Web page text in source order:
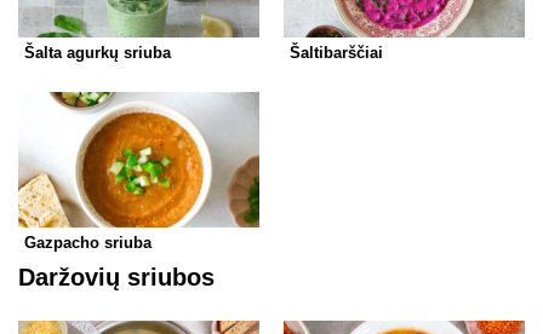
Šalta agurkų sriuba Šaltibarščiai
Gazpacho sriuba
Daržovių sriubos